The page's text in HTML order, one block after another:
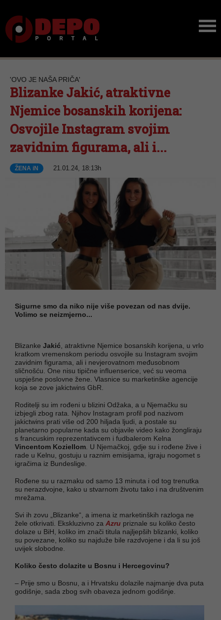
'OVO JE NAŠA PRIČA'
Blizanke Jakić, atraktivne
Njemice bosanskih korijena:
Osvojile Instagram svojim
zavidnim figurama, ali i...
ŽENA iN 21.01.24, 18:13h
Sigurne smo da niko nije više povezan od nas dvije.
Volimo se neizmjerno...
Blizanke Jakić , atraktivne Njemice bosanskih korijena, u vrlo
kratkom vremenskom periodu osvojile su Instagram svojim
zavidnim figurama, ali i nevjerovatnom međusobnom
sličnošću. One nisu tipične influenserice, već su veoma
uspješne poslovne žene. Vlasnice su marketinške agencije
koja se zove jakictwins GbR.
Roditelji su im rođeni u blizini Odžaka, a u Njemačku su
izbjegli zbog rata. Njihov Instagram profil pod nazivom
jakictwins prati više od 200 hiljada ljudi, a postale su
planetarno popularne kada su objavile video kako žongliraju
s francuskim reprezentativcem i fudbalerom Kelna
Vincentom Koziellom . U Njemačkoj, gdje su i rođene žive i
rade u Kelnu, gostuju u raznim emisijama, igraju nogomet s
igračima iz Bundeslige.
Rođene su u razmaku od samo 13 minuta i od tog trenutka
su nerazdvojne, kako u stvarnom životu tako i na društvenim
mrežama.
Svi ih zovu „Blizanke“, a imena iz marketinških razloga ne
žele otkrivati. Ekskluzivno za Azru priznale su koliko često
dolaze u BiH, koliko im znači titula najljepših blizanki, koliko
su povezane, koliko su najduže bile razdvojene i da li su još
uvijek slobodne.
Koliko često dolazite u Bosnu i Hercegovinu?
– Prije smo u Bosnu, a i Hrvatsku dolazile najmanje dva puta
godišnje, sada zbog svih obaveza jednom godišnje.